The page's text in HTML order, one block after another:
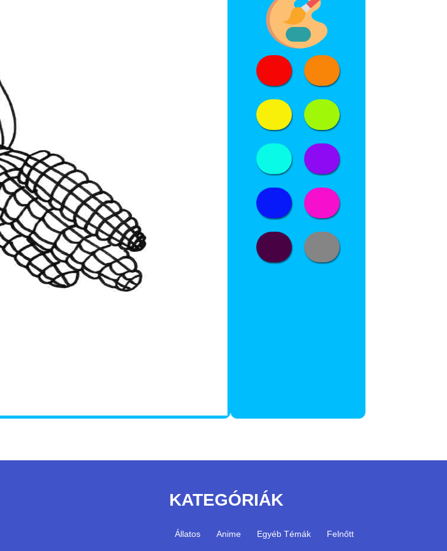
KATEGÓRIÁK
Állatos Anime Egyéb Témák Felnőtt